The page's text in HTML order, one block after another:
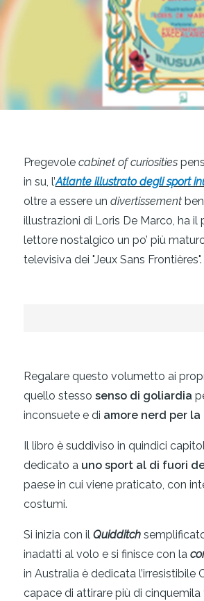
Pregevole cabinet of curiosities
in su, l’Atlante illustrato degli sport
oltre a essere un divertissementben
illustrazioni di Loris De Marco, ha il
lettore nostalgico un po’ più
televisiva dei "Jeux Sans Frontières".
Regalare questo volumetto ai
quello stesso senso di goliardia
inconsuete e di amore nerd per
Il libro è suddiviso in quindici
dedicato auno sport al di fuori
paese in cui viene praticato, con
costumi.
Si inizia con il Quidditch
inadatti al volo e si finisce con la
in Australia è dedicata
capace di attirare più di cinquemila